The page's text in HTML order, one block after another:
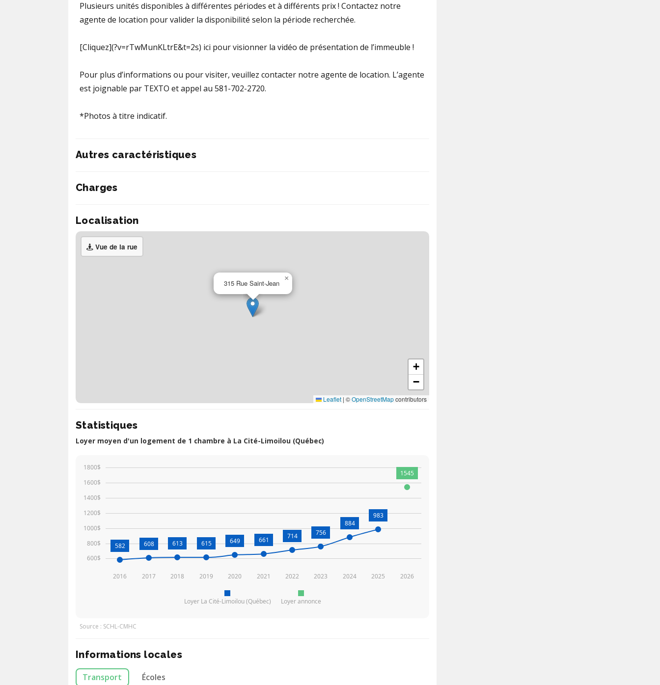
Plusieurs unités disponibles à différentes périodes et à différents prix ! Contactez notre
agente de location pour valider la disponibilité selon la période recherchée.
[Cliquez](?v=rTwMunKLtrE&t=2s) ici pour visionner la vidéo de présentation de l’immeuble !
Pour plus d’informations ou pour visiter, veuillez contacter notre agente de location. L’agente
est joignable par TEXTO et appel au 581-702-2720.
*Photos à titre indicatif.
Autres caractéristiques
Charges
Localisation
Vue de la rue
315 Rue Saint-Jean
×
+
−
Leaflet | ©OpenStreetMapcontributors
Statistiques
Loyer moyen d'un logement de 1 chambre à La Cité-Limoilou (Québec)
Loyer La Cité-Limoilou (Québec) Loyer annonce
2016 2017 2018 2019 2020 2021 2022 2023 2024 2025 2026
600$
800$
1000$
1200$
1400$
1600$
1800$
582 608 613 615 649 661 714 756
884
983
1545
Source : SCHL-CMHC
Informations locales
Transport Écoles